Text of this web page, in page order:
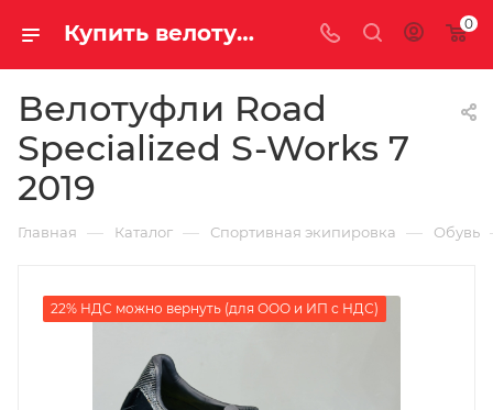
Купить велотуфли road specialized s-works 7 2019 у официального дилера за 29900.00000000 рублей 0
Велотуфли Road
Specialized S-Works 7
2019
Главная — Каталог — Спортивная экипировка — Обувь
22% НДС можно вернуть (для ООО и ИП с НДС)